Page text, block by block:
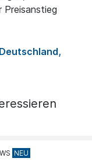
Preisanstieg